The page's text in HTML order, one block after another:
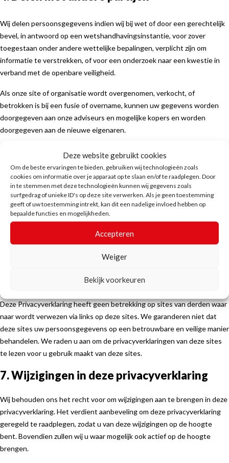
Deze website gebruikt cookies
Om de beste ervaringen te bieden, gebruiken wij technologieën zoals
cookies om informatie over je apparaat op te slaan en/of te raadplegen. Door
in te stemmen met deze technologieën kunnen wij gegevens zoals
surfgedrag of unieke ID's op deze site verwerken. Als je geen toestemming
geeft of uw toestemming intrekt, kan dit een nadelige invloed hebben op
bepaalde functies en mogelijkheden.
Accepteren
Weiger
Bekijk voorkeuren
Wij delen persoonsgegevens indien wij bij wet of door een gerechtelijk
bevel, in antwoord op een wetshandhavingsinstantie, voor zover
toegestaan onder andere wettelijke bepalingen, verplicht zijn om
informatie te verstrekken, of voor een onderzoek naar een kwestie in
verband met de openbare veiligheid.
Als onze site of organisatie wordt overgenomen, verkocht, of
betrokken is bij een fusie of overname, kunnen uw gegevens worden
doorgegeven aan onze adviseurs en mogelijke kopers en worden
doorgegeven aan de nieuwe eigenaren.
5. Beveiliging
Beveiliging van persoonsgegevens is voor ons van groot belang. Wij
nemen passende beveiligingsmaatregelen om misbruik van en
ongeautoriseerde toegang tot persoonsgegevens te beperken. Zo
zorgen wij dat alleen de noodzakelijke personen toegang hebben tot uw
gegevens, dat de toegang tot de gegevens afgeschermd is en dat onze
veiligheidsmaatregelen regelmatig gecontroleerd worden.
6. Websites van derden
Deze Privacyverklaring heeft geen betrekking op sites van derden waar
naar wordt verwezen via links op deze sites. We garanderen niet dat
deze sites uw persoonsgegevens op een betrouwbare en veilige manier
behandelen. We raden u aan om de privacyverklaringen van deze sites
te lezen voor u gebruik maakt van deze sites.
7. Wijzigingen in deze privacyverklaring
Wij behouden ons het recht voor om wijzigingen aan te brengen in deze
privacyverklaring. Het verdient aanbeveling om deze privacyverklaring
geregeld te raadplegen, zodat u van deze wijzigingen op de hoogte
bent. Bovendien zullen wij u waar mogelijk ook actief op de hoogte
brengen.